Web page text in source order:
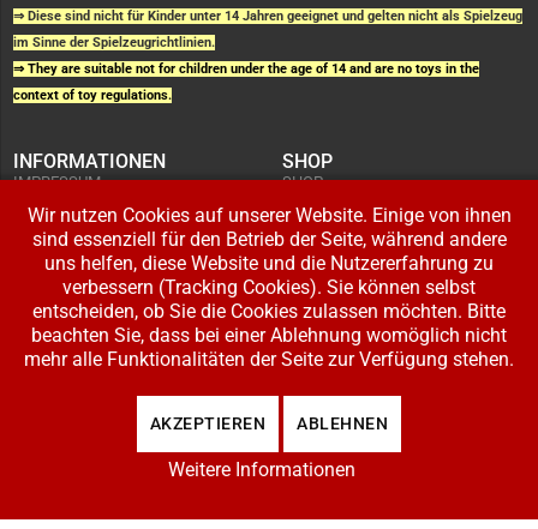
⇒ Diese sind nicht für Kinder unter 14 Jahren geeignet und gelten nicht als Spielzeug
im Sinne der Spielzeugrichtlinien.
⇒ They are suitable not for children under the age of 14 and are no toys in the
context of toy regulations.
INFORMATIONEN
IMPRESSUM
KUNDENINFORMATIONEN
WIDERRUFSRECHT
DATENSCHUTZERKLÄRUNG
ZAHLUNG UND VERSAND
SHOP
SHOP
BESTELLUNGEN
ADRESSE BEARBEITEN
IHR KONTO
LOGIN
REGISTRIEREN
Copyright © 2026 Modellbahnladen Klee GbR. Alle Rechte vorbehalten. Design:
Wir nutzen Cookies auf unserer Website. Einige von ihnen
sind essenziell für den Betrieb der Seite, während andere
uns helfen, diese Website und die Nutzererfahrung zu
verbessern (Tracking Cookies). Sie können selbst
entscheiden, ob Sie die Cookies zulassen möchten. Bitte
beachten Sie, dass bei einer Ablehnung womöglich nicht
mehr alle Funktionalitäten der Seite zur Verfügung stehen.
AKZEPTIEREN ABLEHNEN
Weitere Informationen